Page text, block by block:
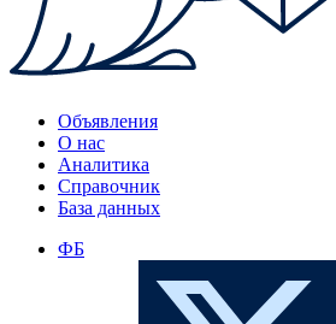
Объявления
О нас
Аналитика
Справочник
База данных
ФБ